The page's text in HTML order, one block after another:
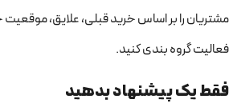
مشتریان را بر اساس خرید قبلی، علایق، موقعیت
فعالیت گروه بندی کنید.
فقط یک پیشنهاد بدهید